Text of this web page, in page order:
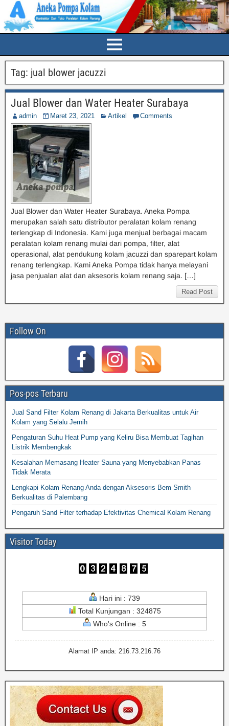
Tag: jual blower jacuzzi
Jual Blower dan Water Heater Surabaya
admin Maret 23, 2021 Artikel Comments
Jual Blower dan Water Heater Surabaya. Aneka Pompa
merupakan salah satu distributor peralatan kolam renang
terlengkap di Indonesia. Kami juga menjual berbagai macam
peralatan kolam renang mulai dari pompa, filter, alat
operasional, alat pendukung kolam jacuzzi dan sparepart kolam
renang terlengkap. Kami Aneka Pompa tidak hanya melayani
jasa penjualan alat dan aksesoris kolam renang saja. […]
Read Post
Follow On
Pos-pos Terbaru
Jual Sand Filter Kolam Renang di Jakarta Berkualitas untuk Air
Kolam yang Selalu Jernih
Pengaturan Suhu Heat Pump yang Keliru Bisa Membuat Tagihan
Listrik Membengkak
Kesalahan Memasang Heater Sauna yang Menyebabkan Panas
Tidak Merata
Lengkapi Kolam Renang Anda dengan Aksesoris Bem Smith
Berkualitas di Palembang
Pengaruh Sand Filter terhadap Efektivitas Chemical Kolam Renang
Visitor Today
Hari ini : 739
Total Kunjungan : 324875
Who's Online : 5
Alamat IP anda: 216.73.216.76